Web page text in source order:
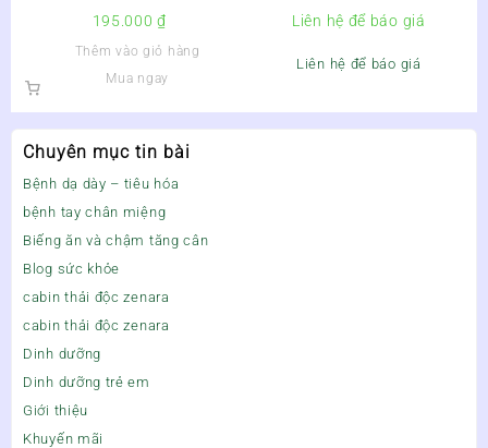
Chuyên mục tin bài
Bệnh dạ dày – tiêu hóa
bệnh tay chân miệng
Biếng ăn và chậm tăng cân
Blog sức khỏe
cabin thải độc zenara
cabin thải độc zenara
Dinh dưỡng
Dinh dưỡng trẻ em
Giới thiệu
Khuyến mãi
TONE DA KARADIUM SNAIL
REPAIR SUN CREAM SPF 50+
PA+++
195.000₫
Thêm vào giỏ hàng
Mua ngay
EVERYDAY PERFECT SUN
CREAM SPF 50+ PA+++
Liên hệ để báo giá
Liên hệ để báo giá